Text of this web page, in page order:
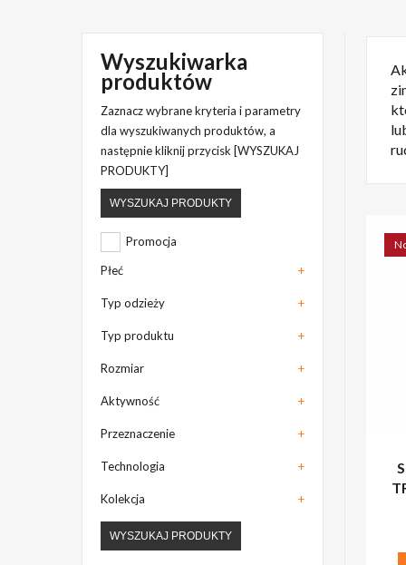
Wyszukiwarka
produktów
Zaznacz wybrane kryteria i parametry
dla wyszukiwanych produktów, a
następnie kliknij przycisk [WYSZUKAJ
PRODUKTY]
WYSZUKAJ PRODUKTY
Promocja
Płeć +
Typ odzieży +
Typ produktu +
Rozmiar +
Aktywność +
Przeznaczenie +
Technologia +
Kolekcja +
WYSZUKAJ PRODUKTY